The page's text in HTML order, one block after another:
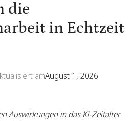
die
in Echtzeit
amAugust 1, 2026
Auswirkungen in das KI-Zeitalter